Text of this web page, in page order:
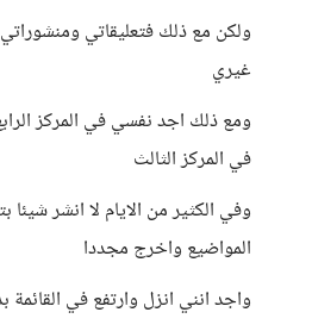
ولكن مع ذلك فتعليقاتي ومنشوراتي
غيري
ومع ذلك اجد نفسي في المركز
في المركز الثالث
وفي الكثير من الايام لا انشر شيئا
المواضيع واخرج مجددا
واجد انني انزل وارتفع في